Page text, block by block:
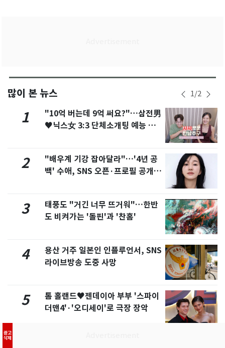
많이 본 뉴스 1/2
1
"10억 버는데 9억 써요?"…삼전男
♥닉스女 3:3 단체소개팅 예능 화
2
"배우계 기강 잡아달라"…'4년 공
백' 수애, SNS 오픈·프로필 공개
3
태풍도 "거긴 너무 뜨거워"…한반
도 비켜가는 '돌핀'과 '찬홈'
4
용산 거주 일본인 인플루언서, SNS
라이브방송 도중 사망
5
톰 홀랜드♥젠데이아 부부 '스파이
더맨4'·'오디세이'로 극장 장악
광고
삭제